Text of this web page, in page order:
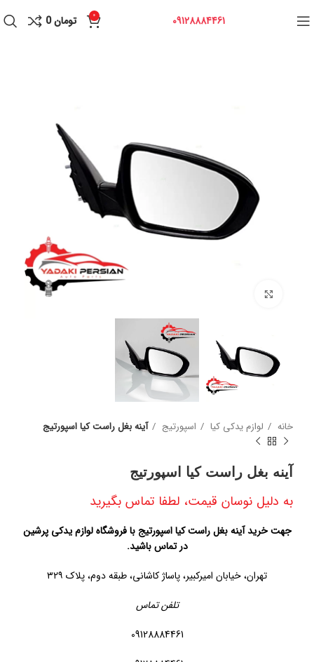
09128884461
0 تومان0
خانه لوازم یدکی کیا اسپورتیج آینه بغل راست کیا اسپورتیج
آینه بغل راست کیا اسپورتیج
به دلیل نوسان قیمت، لطفا تماس بگیرید
جهت خرید آینه بغل راست کیا اسپورتیج با فروشگاه لوازم یدکی پرشین
در تماس باشید.
تهران، خیابان امیرکبیر، پاساژ کاشانی، طبقه دوم، پلاک ۳۲۹
تلفن تماس
09128884461